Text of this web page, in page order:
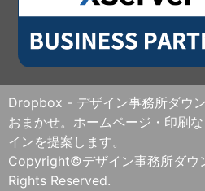
Dropbox - デザイン事務所ダウ
おまかせ。ホームページ・印刷
インを提案します。
Copyright©デザイン事務所ダウ
Rights Reserved.